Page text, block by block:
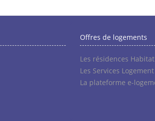
Offres de logements
Les résidences
Les Services
La plateforme e-